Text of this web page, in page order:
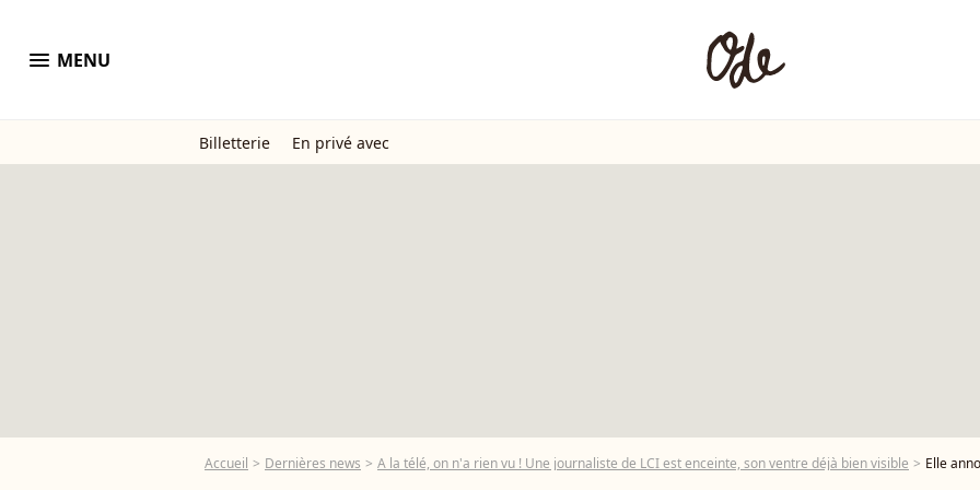
menu MENU
Billetterie En privé avec
Accueil Dernières news A la télé, on n'a rien vu ! Une journaliste de LCI est enceinte, son ventre déjà bien visible Elle annonce être